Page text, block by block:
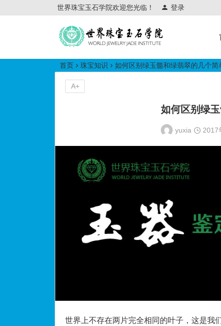
世界珠宝玉石学院欢迎您光临！ 登录
世界珠宝玉石学院培训中心
首页 珠宝知识 如何区别绿玉髓和绿翡翠的几个简
如何区别绿
yuxia 2017
世界上不存在两片完全相同的叶子，这是我
A+